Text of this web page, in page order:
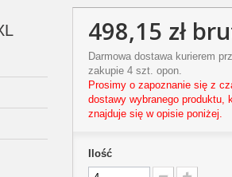
498,15 zł
Darmowa dostawa kurierem
zakupie 4 szt. opon.
Prosimy o zapoznanie się z
dostawy wybranego produktu,
znajduje się w opisie poniżej.
Ilość